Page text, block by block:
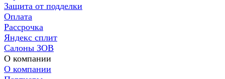
Защита от подделки
Оплата
Рассрочка
Яндекс сплит
Салоны ЗОВ
О компании
О компании